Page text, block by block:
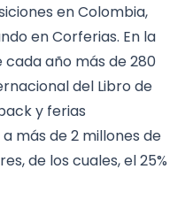
en Colombia,
en Corferias. En la
año más de 280
del Libro de
y ferias
más de 2 millones de
de los cuales, el 25%